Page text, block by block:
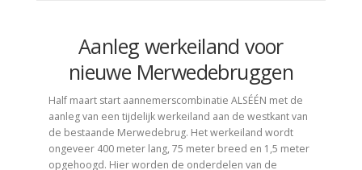
Aanleg werkeiland voor
nieuwe Merwedebruggen
Half maart start aannemerscombinatie ALSÉÉN met de
aanleg van een tijdelijk werkeiland aan de westkant van
de bestaande Merwedebrug. Het werkeiland wordt
ongeveer 400 meter lang, 75 meter breed en 1,5 meter
opgehoogd. Hier worden de onderdelen van de